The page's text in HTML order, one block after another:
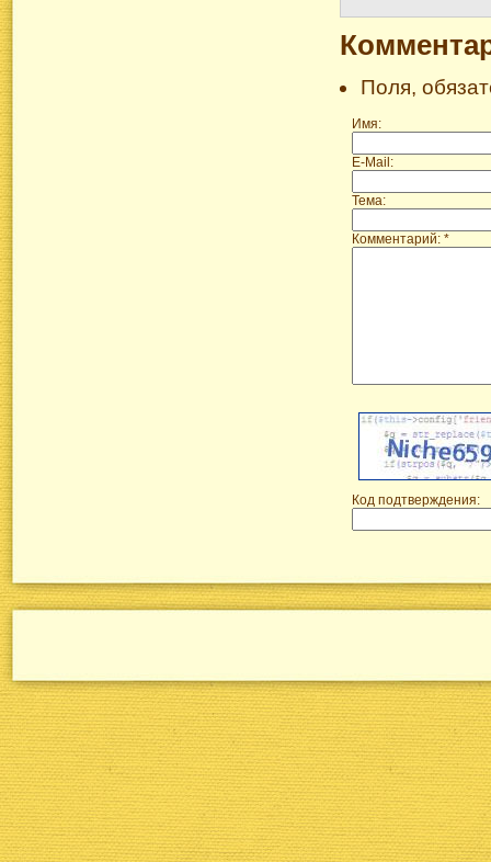
Поля,
Имя:
E-Mail:
Тема:
Комментарий: *
Код подтверждения: